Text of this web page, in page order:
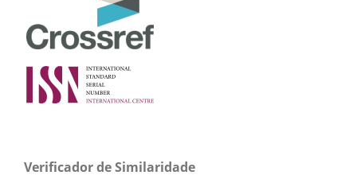
Verificador de Similaridade